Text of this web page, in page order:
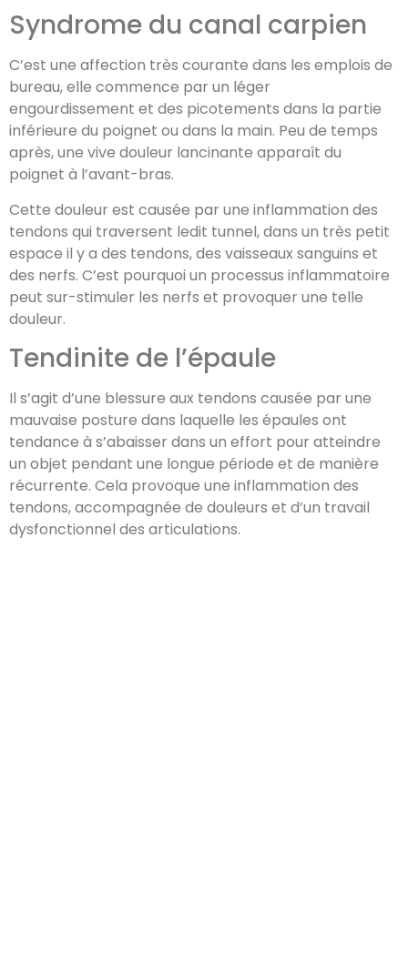
Syndrome du canal carpien
C’est une affection très courante dans les emplois de
bureau, elle commence par un léger
engourdissement et des picotements dans la partie
inférieure du poignet ou dans la main. Peu de temps
après, une vive douleur lancinante apparaît du
poignet à l’avant-bras.
Cette douleur est causée par une inflammation des
tendons qui traversent ledit tunnel, dans un très petit
espace il y a des tendons, des vaisseaux sanguins et
des nerfs. C’est pourquoi un processus inflammatoire
peut sur-stimuler les nerfs et provoquer une telle
douleur.
Tendinite de l’épaule
Il s’agit d’une blessure aux tendons causée par une
mauvaise posture dans laquelle les épaules ont
tendance à s’abaisser dans un effort pour atteindre
un objet pendant une longue période et de manière
récurrente. Cela provoque une inflammation des
tendons, accompagnée de douleurs et d’un travail
dysfonctionnel des articulations.